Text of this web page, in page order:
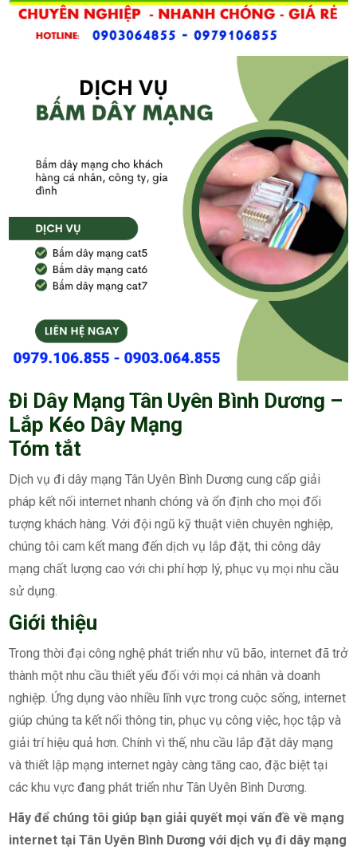
Đi Dây Mạng Tân Uyên Bình Dương –
Lắp Kéo Dây Mạng
Tóm tắt
Dịch vụ đi dây mạng Tân Uyên Bình Dương cung cấp giải
pháp kết nối internet nhanh chóng và ổn định cho mọi đối
tượng khách hàng. Với đội ngũ kỹ thuật viên chuyên nghiệp,
chúng tôi cam kết mang đến dịch vụ lắp đặt, thi công dây
mạng chất lượng cao với chi phí hợp lý, phục vụ mọi nhu cầu
sử dụng.
Giới thiệu
Trong thời đại công nghệ phát triển như vũ bão, internet đã trở
thành một nhu cầu thiết yếu đối với mọi cá nhân và doanh
nghiệp. Ứng dụng vào nhiều lĩnh vực trong cuộc sống, internet
giúp chúng ta kết nối thông tin, phục vụ công việc, học tập và
giải trí hiệu quả hơn. Chính vì thế, nhu cầu lắp đặt dây mạng
và thiết lập mạng internet ngày càng tăng cao, đặc biệt tại
các khu vực đang phát triển như Tân Uyên Bình Dương.
Hãy để chúng tôi giúp bạn giải quyết mọi vấn đề về mạng
internet tại Tân Uyên Bình Dương với dịch vụ đi dây mạng